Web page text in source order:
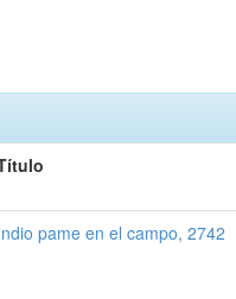
pame en el campo, 2742